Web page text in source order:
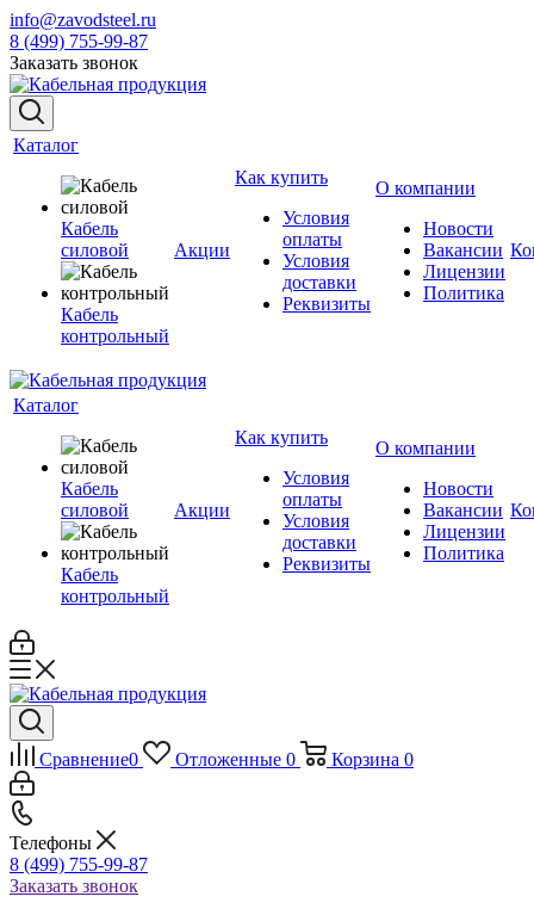
info@zavodsteel.ru
8 (499) 755-99-87
Заказать звонок
Каталог
Кабель
силовой
Кабель
контрольный
Акции
Как купить
Условия
оплаты
Условия
доставки
Реквизиты
О компании
Новости
Вакансии
Лицензии
Политика
Каталог
Кабель
силовой
Кабель
контрольный
Акции
Как купить
Условия
оплаты
Условия
доставки
Реквизиты
О компании
Новости
Вакансии
Лицензии
Политика
Сравнение0 Отложенные 0 Корзина 0
Телефоны
8 (499) 755-99-87
Заказать звонок